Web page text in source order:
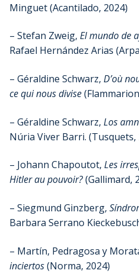
Minguet (Acantilado, 2024)
– Stefan Zweig, El mundo de
Rafael Hernández Arias
– Géraldine Schwarz, D’où
ce qui nous divise
– Géraldine Schwarz, Los
Núria Viver Barri. (Tusquets,
– Johann Chapoutot, Les
Hitler au pouvoir?(Gallimard,
– Siegmund Ginzberg,
Barbara Serrano
– Martín, Pedragosa y
inciertos(Norma, 2024)